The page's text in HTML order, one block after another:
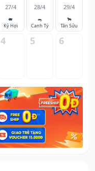
27/4
🐖
Kỷ Hợi
28/4
🐀
Canh Tý
29/4
🐂
Tân Sửu
4 5 6